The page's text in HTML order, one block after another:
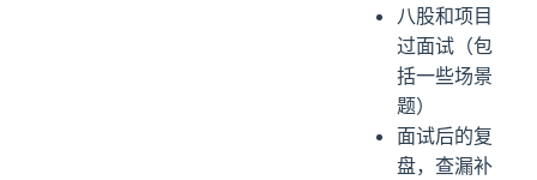
八股和项目
过面试（包
括一些场景
题）
面试后的复
盘，查漏补